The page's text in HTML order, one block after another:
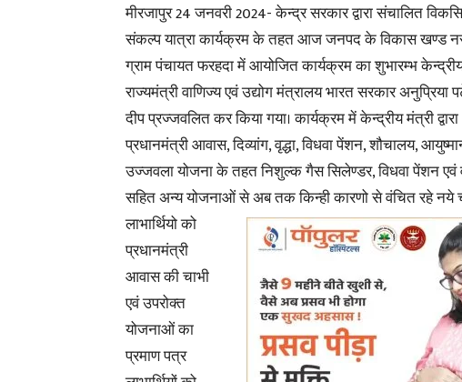
मीरजापुर 24 जनवरी 2024- केन्द्र सरकार द्वारा संचालित
संकल्प यात्रा कार्यक्रम के तहत आज जनपद के विकास खण्ड
ग्राम पंचायत फरहदा में आयोजित कार्यक्रम का शुभारम्भ
राज्यमंत्री वाणिज्य एवं उद्योग मंत्रालय भारत सरकार अनुप्रिया
दीप प्रज्जवलित कर किया गया। कार्यक्रम में केन्द्रीय मंत्री द्वारा
प्रधानमंत्री आवास, दिव्यांग, वृद्धा, विधवा पेंशन, शौचालय,
उज्जवला योजना के तहत निशुल्क गैस सिलेण्डर, विधवा पेंशन एवं
सहित अन्य योजनाओं से अब तक किन्ही कारणो से वंचित रहे नये
लाभार्थियो को
प्रधानमंत्री
आवास की चाभी
एवं उपरोक्त
योजनाओं का
प्रमाण पत्र